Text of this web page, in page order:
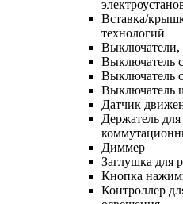
Вставка/
технологий
Выключатели,
Выключатель
Выключатель
Выключатель
Датчик
Держатель
Диммер
Заглушка для
Кнопка
Контроллер